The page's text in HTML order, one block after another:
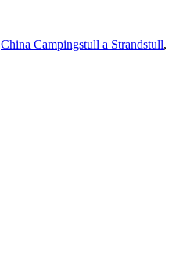
China Campingstull a Strandstull,